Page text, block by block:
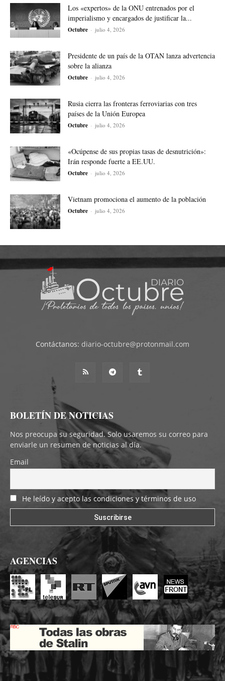
Los «expertos» de la ONU entrenados por el
imperialismo y encargados de justificar la...
Octubre - julio 4, 2026
Presidente de un país de la OTAN lanza advertencia
sobre la alianza
Octubre - julio 4, 2026
Rusia cierra las fronteras ferroviarias con tres
países de la Unión Europea
Octubre - julio 4, 2026
«Ocúpense de sus propias tasas de desnutrición»:
Irán responde fuerte a EE.UU.
Octubre - julio 4, 2026
Vietnam promociona el aumento de la población
Octubre - julio 4, 2026
Contáctanos: diario-octubre@protonmail.com
BOLETÍN DE NOTICIAS
Nos preocupa su seguridad. Solo usaremos su correo para
enviarle un resumen de noticias al día.
Email
He leído y acepto las condiciones y términos de uso
AGENCIAS